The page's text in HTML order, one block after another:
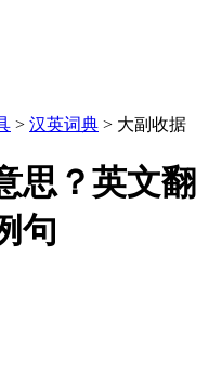
> 汉英词典 > 大副收据
思？英文翻
句